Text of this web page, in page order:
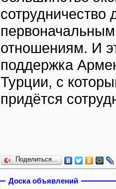
сотрудничество
отношениям. И
поддержка
Турции, с
придётся
Поделиться…
Доска объявлений